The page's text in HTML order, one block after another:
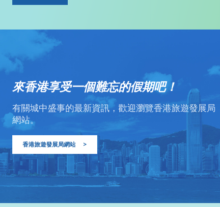
來香港享受一個難忘的假期吧！
有關城中盛事的最新資訊，歡迎瀏覽香港旅遊發展局
網站。
香港旅遊發展局網站 >